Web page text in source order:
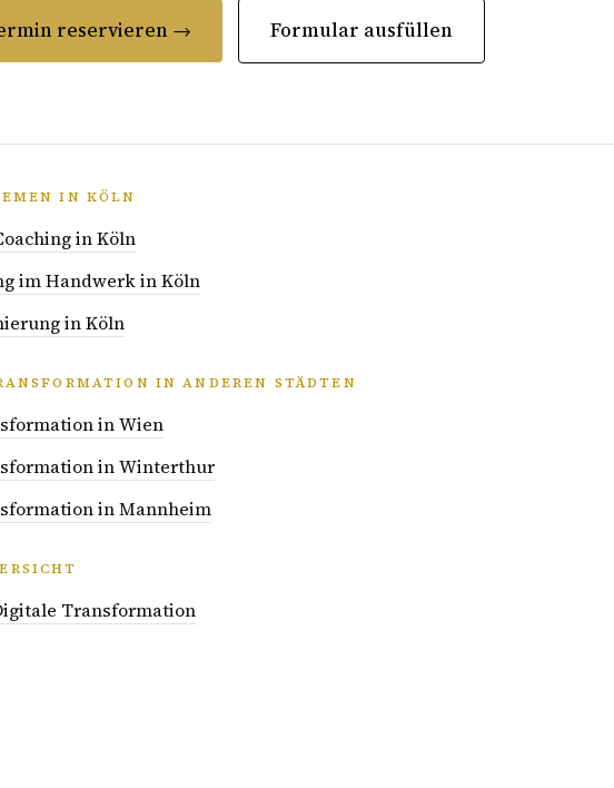
reservieren → Formular ausfüllen
IN KÖLN
in Köln
im Handwerk in Köln
in Köln
IN ANDEREN STÄDTEN
in Wien
in Winterthur
in Mannheim
Transformation